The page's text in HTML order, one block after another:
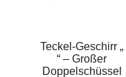
Teckel-Geschirr „
“ – Großer
Doppelschüssel